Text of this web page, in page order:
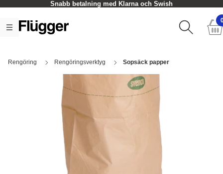
Snabb betalning med Klarna och Swish
Rengöring Rengöringsverktyg Sopsäck papper